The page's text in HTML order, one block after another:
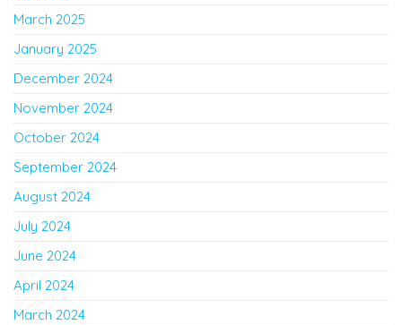
March 2025
January 2025
December 2024
November 2024
October 2024
September 2024
August 2024
July 2024
June 2024
April 2024
March 2024